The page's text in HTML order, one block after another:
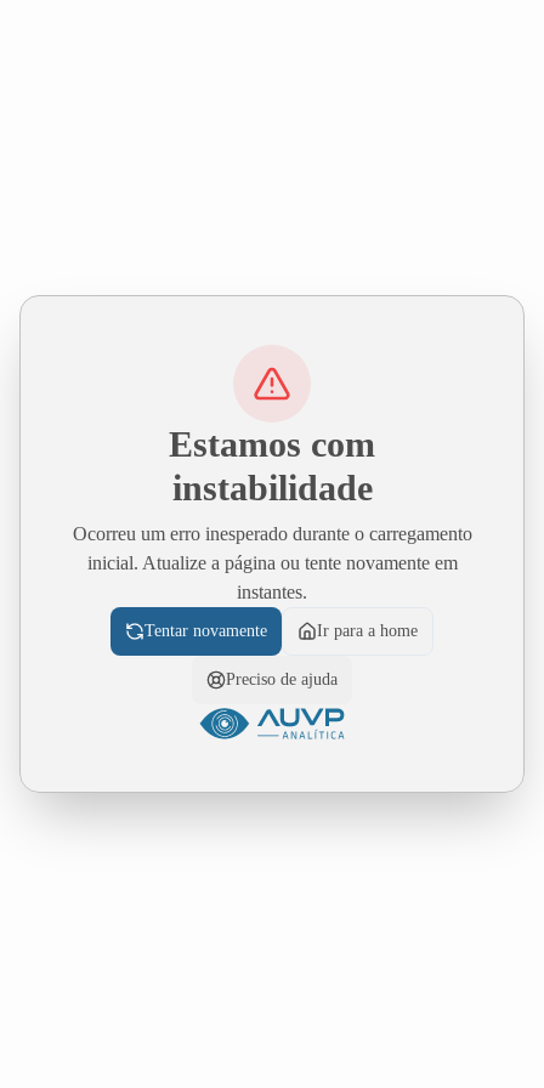
Estamos com
instabilidade
Ocorreu um erro inesperado durante o carregamento
inicial. Atualize a página ou tente novamente em
instantes.
Tentar novamente Ir para a home
Preciso de ajuda